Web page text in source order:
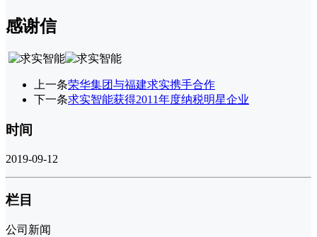
感谢信
上一条荣华集团与福建求实携手合作
下一条求实智能获得2011年度纳税明星企业
时间
2019-09-12
栏目
公司新闻